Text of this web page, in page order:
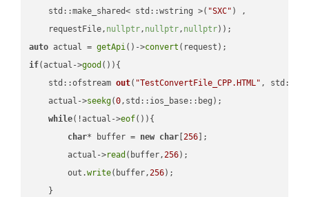
    std::make_shared< std::wstring >(
"SXC" ) ,
    requestFile,
nullptr, nullptr, nullptr))
auto actual = getApi()->convert
if(actual->good ()){
std::ofstream out( "TestConvertFile_CPP.HTML" ,
    actual->
seekg(0,std::ios_base::beg);
while(!actual->eof()){
char* buffer = new char [256 ];
        actual->
read (buffer,256);
        out.
write(buffer,256);
    }